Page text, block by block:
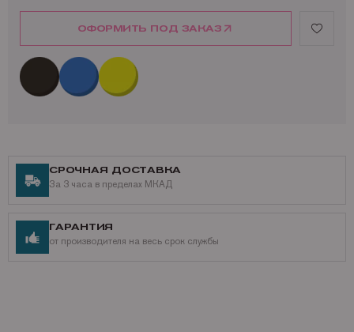
Ресурс совместимого тонер-картриджа RasHot CF403X / RH-CF403X: 2
300 страниц
ОФОРМИТЬ ПОД ЗАКАЗ
СРОЧНАЯ ДОСТАВКА
За 3 часа в пределах МКАД
ГАРАНТИЯ
от производителя на весь срок службы